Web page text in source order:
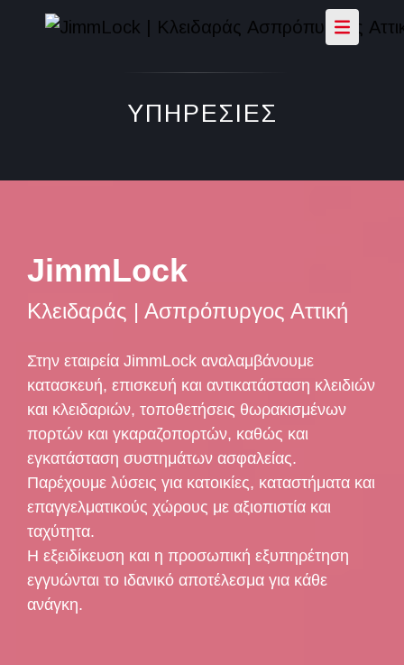
ΥΠΗΡΕΣΙΕΣ
JimmLock
Κλειδαράς | Ασπρόπυργος Αττική
Στην εταιρεία JimmLock αναλαμβάνουμε
κατασκευή, επισκευή και αντικατάσταση κλειδιών
και κλειδαριών, τοποθετήσεις θωρακισμένων
πορτών και γκαραζοπορτών, καθώς και
εγκατάσταση συστημάτων ασφαλείας.
Παρέχουμε λύσεις για κατοικίες, καταστήματα και
επαγγελματικούς χώρους με αξιοπιστία και
ταχύτητα.
Η εξειδίκευση και η προσωπική εξυπηρέτηση
εγγυώνται το ιδανικό αποτέλεσμα για κάθε
ανάγκη.